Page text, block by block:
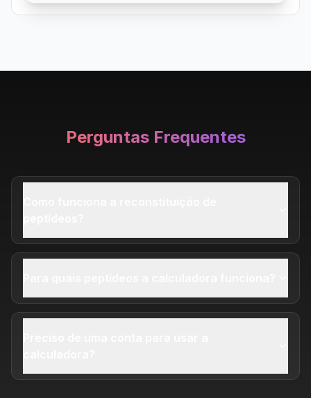
Perguntas Frequentes